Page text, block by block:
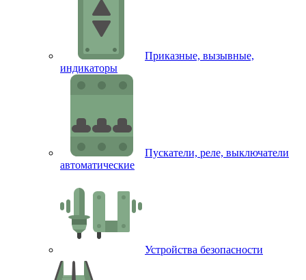
Приказные, вызывные,
индикаторы
Пускатели, реле, выключатели
автоматические
Устройства безопасности